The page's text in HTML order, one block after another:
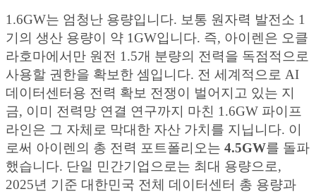
1.6GW는 엄청난 용량입니다. 보통 원자력 발전소 1
기의 생산 용량이 약 1GW입니다. 즉, 아이렌은 오클
라호마에서만 원전 1.5개 분량의 전력을 독점적으로
사용할 권한을 확보한 셈입니다. 전 세계적으로 AI
데이터센터용 전력 확보 전쟁이 벌어지고 있는 지
금, 이미 전력망 연결 연구까지 마친 1.6GW 파이프
라인은 그 자체로 막대한 자산 가치를 지닙니다. 이
로써 아이렌의 총 전력 포트폴리오는 4.5GW를 돌파
했습니다. 단일 민간기업으로는 최대 용량으로,
2025년 기준 대한민국 전체 데이터센터 총 용량과